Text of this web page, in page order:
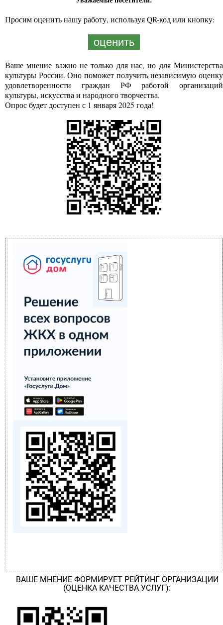
Просим оценить нашу работу, используя QR-код или кнопку:
оценить
Ваше мнение важно не только для нас, но для Министерства
культуры России. Оно поможет получить независимую оценку
удовлетворенности граждан РФ работой организаций
культуры, искусства и народного творчества.
Опрос будет доступен с 1 января 2025 года!
ВАШЕ МНЕНИЕ ФОРМИРУЕТ РЕЙТИНГ ОРГАНИЗАЦИИ
(ОЦЕНКА КАЧЕСТВА УСЛУГ):